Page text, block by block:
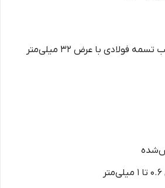
این دستگاه فقط مناسب تسمه فولادی با عرض ۳۲ میلی‌متر